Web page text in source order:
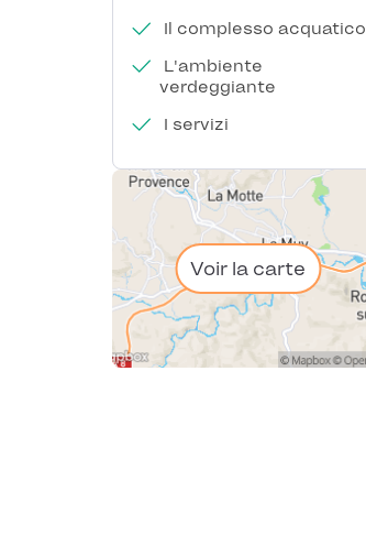
Il complesso acquatico
L'ambiente
verdeggiante
I servizi
Voir la carte